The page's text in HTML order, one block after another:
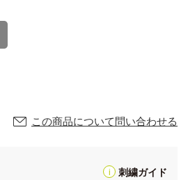
この商品について問い合わせる
刺繍ガイド